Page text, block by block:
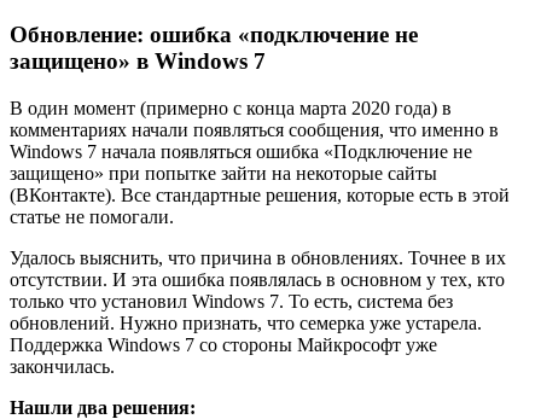
Обновление: ошибка «подключение не
защищено» в Windows 7
В один момент (примерно с конца марта 2020 года) в
комментариях начали появляться сообщения, что именно в
Windows 7 начала появляться ошибка «Подключение не
защищено» при попытке зайти на некоторые сайты
(ВКонтакте). Все стандартные решения, которые есть в этой
статье не помогали.
Удалось выяснить, что причина в обновлениях. Точнее в их
отсутствии. И эта ошибка появлялась в основном у тех, кто
только что установил Windows 7. То есть, система без
обновлений. Нужно признать, что семерка уже устарела.
Поддержка Windows 7 со стороны Майкрософт уже
закончилась.
Нашли два решения: